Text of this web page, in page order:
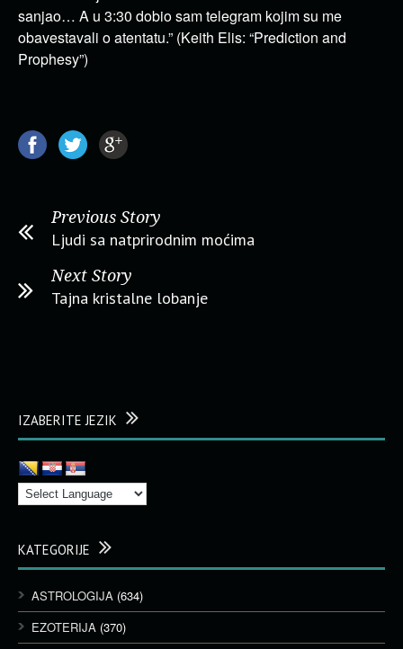
sanjao… A u 3:30 dobio sam telegram kojim su me
obavestavali o atentatu.” (Keith Elis: “Prediction and
Prophesy”)
Previous Story
Ljudi sa natprirodnim moćima
Next Story
Tajna kristalne lobanje
IZABERITE JEZIK
KATEGORIJE
ASTROLOGIJA (634)
EZOTERIJA (370)